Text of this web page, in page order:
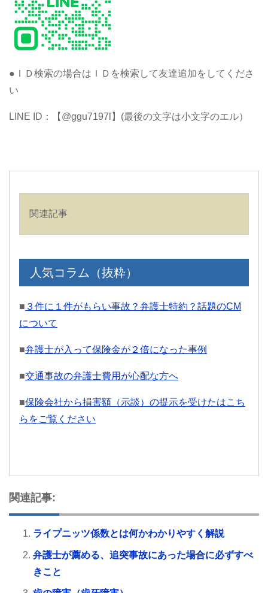
●ＩＤ検索の場合はＩＤを検索して友達追加をしてくださ
い
LINE ID：【@ggu7197l】(最後の文字は小文字のエル）
関連記事
人気コラム（抜粋）
■ ３件に１件がもらい事故？弁護士特約？話題のCM
について
■弁護士が入って保険金が２倍になった事例
■交通事故の弁護士費用が心配な方へ
■保険会社から損害額（示談）の提示を受けたはこち
らをご覧ください
関連記事:
ライプニッツ係数とは何かわかりやすく解説
弁護士が薦める、追突事故にあった場合に必ずすべ
きこと